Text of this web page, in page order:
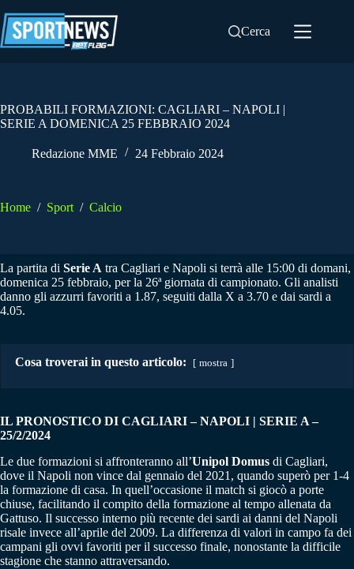
al
contenuto
Cerca
PROBABILI FORMAZIONI: CAGLIARI – NAPOLI |
SERIE A DOMENICA 25 FEBBRAIO 2024
Redazione MME 24 Febbraio 2024
Home / Sport / Calcio
La partita di Serie A tra Cagliari e Napoli si terrà alle 15:00 di domani,
domenica 25 febbraio, per la 26ª giornata di campionato. Gli analisti
danno gli azzurri favoriti a 1.87, seguiti dalla X a 3.70 e dai sardi a
4.05.
Cosa troverai in questo articolo: mostra
IL PRONOSTICO DI CAGLIARI – NAPOLI | SERIE A –
25/2/2024
Le due formazioni si affronteranno all’Unipol Domus di Cagliari,
dove il Napoli non vince dal gennaio del 2021, quando superò per 1-4
la formazione di casa. In quell’occasione il match si giocò a porte
chiuse, facilitando il compito della formazione al tempo allenata da
Gattuso. Il successo interno più recente dei sardi ai danni del Napoli
risale invece all’aprile del 2009. La differenza di valori in campo fa dei
campani gli ovvi favoriti per il successo finale, nonostante la difficile
stagione che stanno attraversando.